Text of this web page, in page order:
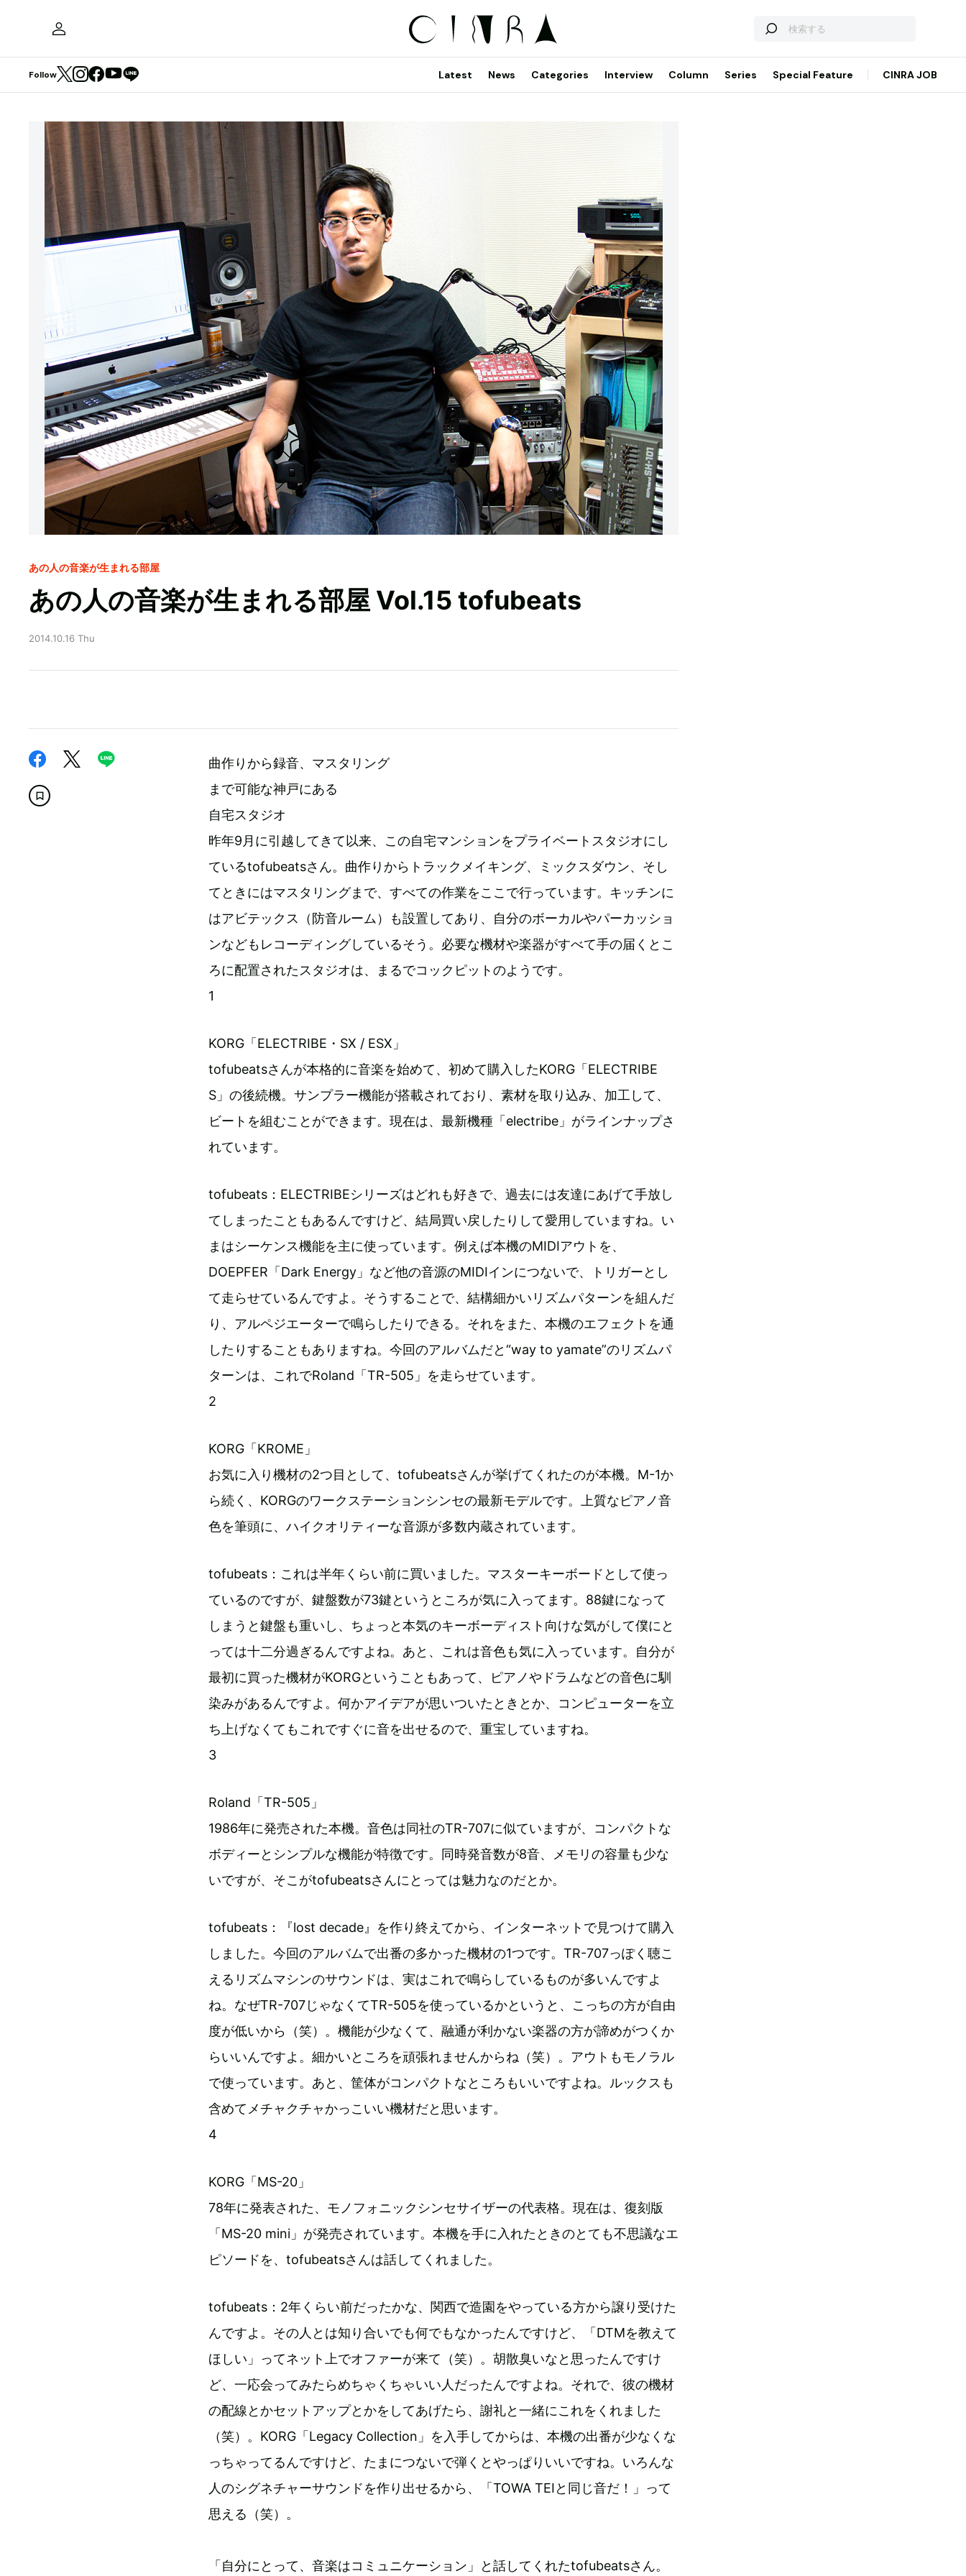
Follow Latest News Categories Interview Column Series Special Feature CINRA JOB
あの人の音楽が生まれる部屋
あの人の音楽が生まれる部屋 Vol.15 tofubeats
2014.10.16 Thu
曲作りから録音、マスタリング
まで可能な神戸にある
自宅スタジオ
昨年9月に引越してきて以来、この自宅マンションをプライベートスタジオにし
ているtofubeatsさん。曲作りからトラックメイキング、ミックスダウン、そし
てときにはマスタリングまで、すべての作業をここで行っています。キッチンに
はアビテックス（防音ルーム）も設置してあり、自分のボーカルやパーカッショ
ンなどもレコーディングしているそう。必要な機材や楽器がすべて手の届くとこ
ろに配置されたスタジオは、まるでコックピットのようです。
1
KORG「ELECTRIBE・SX / ESX」
tofubeatsさんが本格的に音楽を始めて、初めて購入したKORG「ELECTRIBE
S」の後続機。サンプラー機能が搭載されており、素材を取り込み、加工して、
ビートを組むことができます。現在は、最新機種「electribe」がラインナップさ
れています。
tofubeats：ELECTRIBEシリーズはどれも好きで、過去には友達にあげて手放し
てしまったこともあるんですけど、結局買い戻したりして愛用していますね。い
まはシーケンス機能を主に使っています。例えば本機のMIDIアウトを、
DOEPFER「Dark Energy」など他の音源のMIDIインにつないで、トリガーとし
て走らせているんですよ。そうすることで、結構細かいリズムパターンを組んだ
り、アルペジエーターで鳴らしたりできる。それをまた、本機のエフェクトを通
したりすることもありますね。今回のアルバムだと“way to yamate”のリズムパ
ターンは、これでRoland「TR-505」を走らせています。
2
KORG「KROME」
お気に入り機材の2つ目として、tofubeatsさんが挙げてくれたのが本機。M-1か
ら続く、KORGのワークステーションシンセの最新モデルです。上質なピアノ音
色を筆頭に、ハイクオリティーな音源が多数内蔵されています。
tofubeats：これは半年くらい前に買いました。マスターキーボードとして使っ
ているのですが、鍵盤数が73鍵というところが気に入ってます。88鍵になって
しまうと鍵盤も重いし、ちょっと本気のキーボーディスト向けな気がして僕にと
っては十二分過ぎるんですよね。あと、これは音色も気に入っています。自分が
最初に買った機材がKORGということもあって、ピアノやドラムなどの音色に馴
染みがあるんですよ。何かアイデアが思いついたときとか、コンピューターを立
ち上げなくてもこれですぐに音を出せるので、重宝していますね。
3
Roland「TR-505」
1986年に発売された本機。音色は同社のTR-707に似ていますが、コンパクトな
ボディーとシンプルな機能が特徴です。同時発音数が8音、メモリの容量も少な
いですが、そこがtofubeatsさんにとっては魅力なのだとか。
tofubeats：『lost decade』を作り終えてから、インターネットで見つけて購入
しました。今回のアルバムで出番の多かった機材の1つです。TR-707っぽく聴こ
えるリズムマシンのサウンドは、実はこれで鳴らしているものが多いんですよ
ね。なぜTR-707じゃなくてTR-505を使っているかというと、こっちの方が自由
度が低いから（笑）。機能が少なくて、融通が利かない楽器の方が諦めがつくか
らいいんですよ。細かいところを頑張れませんからね（笑）。アウトもモノラル
で使っています。あと、筐体がコンパクトなところもいいですよね。ルックスも
含めてメチャクチャかっこいい機材だと思います。
4
KORG「MS-20」
78年に発表された、モノフォニックシンセサイザーの代表格。現在は、復刻版
「MS-20 mini」が発売されています。本機を手に入れたときのとても不思議なエ
ピソードを、tofubeatsさんは話してくれました。
tofubeats：2年くらい前だったかな、関西で造園をやっている方から譲り受けた
んですよ。その人とは知り合いでも何でもなかったんですけど、「DTMを教えて
ほしい」ってネット上でオファーが来て（笑）。胡散臭いなと思ったんですけ
ど、一応会ってみたらめちゃくちゃいい人だったんですよね。それで、彼の機材
の配線とかセットアップとかをしてあげたら、謝礼と一緒にこれをくれました
（笑）。KORG「Legacy Collection」を入手してからは、本機の出番が少なくな
っちゃってるんですけど、たまにつないで弾くとやっぱりいいですね。いろんな
人のシグネチャーサウンドを作り出せるから、「TOWA TEIと同じ音だ！」って
思える（笑）。
「自分にとって、音楽はコミュニケーション」と話してくれたtofubeatsさん。